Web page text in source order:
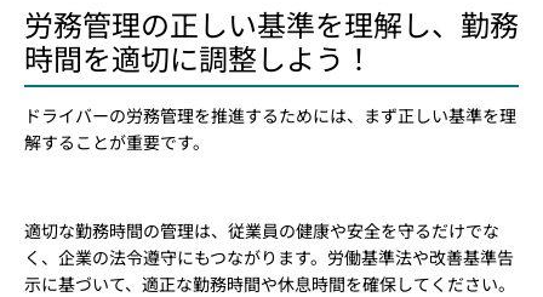
労務管理の正しい基準を理解し、勤務
時間を適切に調整しよう！
ドライバーの労務管理を推進するためには、まず正しい基準を理
解することが重要です。
適切な勤務時間の管理は、従業員の健康や安全を守るだけでな
く、企業の法令遵守にもつながります。労働基準法や改善基準告
示に基づいて、適正な勤務時間や休息時間を確保してください。